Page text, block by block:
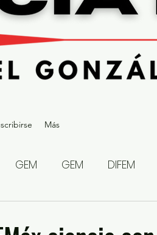
Más
GEM GEM DIFEM